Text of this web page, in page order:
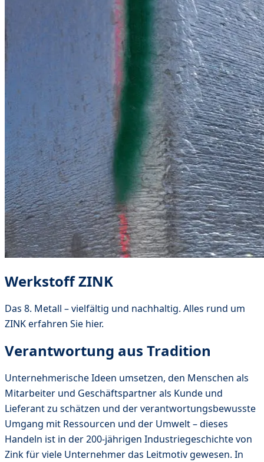
Werkstoff ZINK
Das 8. Metall – vielfältig und nachhaltig. Alles rund um
ZINK erfahren Sie hier.
Verantwortung aus Tradition
Unternehmerische Ideen umsetzen, den Menschen als
Mitarbeiter und Geschäftspartner als Kunde und
Lieferant zu schätzen und der verantwortungsbewusste
Umgang mit Ressourcen und der Umwelt – dieses
Handeln ist in der 200-jährigen Industriegeschichte von
Zink für viele Unternehmer das Leitmotiv gewesen. In